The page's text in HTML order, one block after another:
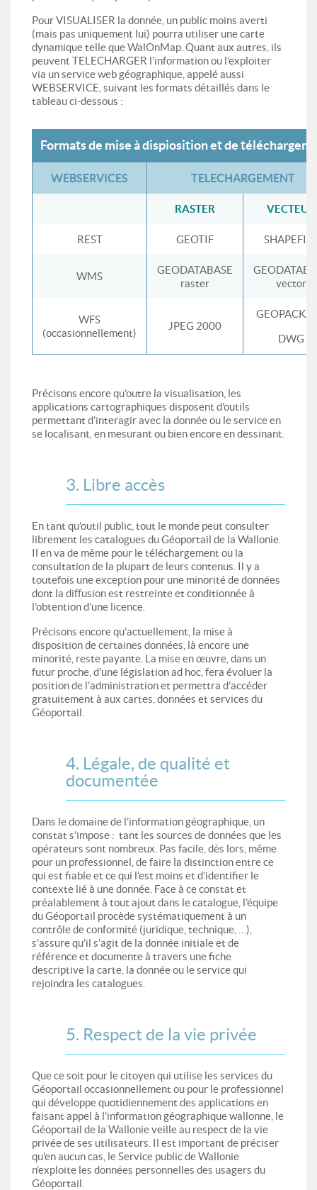
Pour VISUALISER la donnée, un public moins averti
(mais pas uniquement lui) pourra utiliser une carte
dynamique telle que WalOnMap. Quant aux autres, ils
peuvent TELECHARGER l’information ou l’exploiter
via un service web géographique, appelé aussi
WEBSERVICE, suivant les formats détaillés dans le
tableau ci-dessous :
WEBSERVICES TELECHARGEMENT
Formats de mise à dispiosition et de
RASTER VECTEUR
REST GEOTIF
WMS
GEODATABASE
raster
vector
WFS
(occasionnellement)
JPEG 2000
DWG
Précisons encore qu’outre la visualisation, les
applications cartographiques disposent d’outils
permettant d’interagir avec la donnée ou le service en
se localisant, en mesurant ou bien encore en dessinant.
3. Libre accès
En tant qu’outil public, tout le monde peut consulter
librement les catalogues du Géoportail de la Wallonie.
Il en va de même pour le téléchargement ou la
consultation de la plupart de leurs contenus. Il y a
toutefois une exception pour une minorité de données
dont la diffusion est restreinte et conditionnée à
l’obtention d’une licence.
Précisons encore qu’actuellement, la mise à
disposition de certaines données, là encore une
minorité, reste payante. La mise en œuvre, dans un
futur proche, d’une législation ad hoc, fera évoluer la
position de l’administration et permettra d’accéder
gratuitement à aux cartes, données et services du
Géoportail.
4. Légale, de qualité et
documentée
Dans le domaine de l’information géographique, un
constat s’impose : tant les sources de données que les
opérateurs sont nombreux. Pas facile, dès lors, même
pour un professionnel, de faire la distinction entre ce
qui est fiable et ce qui l’est moins et d’identifier le
contexte lié à une donnée. Face à ce constat et
préalablement à tout ajout dans le catalogue, l’équipe
du Géoportail procède systématiquement à un
contrôle de conformité (juridique, technique, …),
s’assure qu’il s’agit de la donnée initiale et de
référence et documente à travers une fiche
descriptive la carte, la donnée ou le service qui
rejoindra les catalogues.
5. Respect de la vie privée
Que ce soit pour le citoyen qui utilise les services du
Géoportail occasionnellement ou pour le professionnel
qui développe quotidiennement des applications en
faisant appel à l’information géographique wallonne, le
Géoportail de la Wallonie veille au respect de la vie
privée de ses utilisateurs. Il est important de préciser
qu’en aucun cas, le Service public de Wallonie
n’exploite les données personnelles des usagers du
Géoportail.